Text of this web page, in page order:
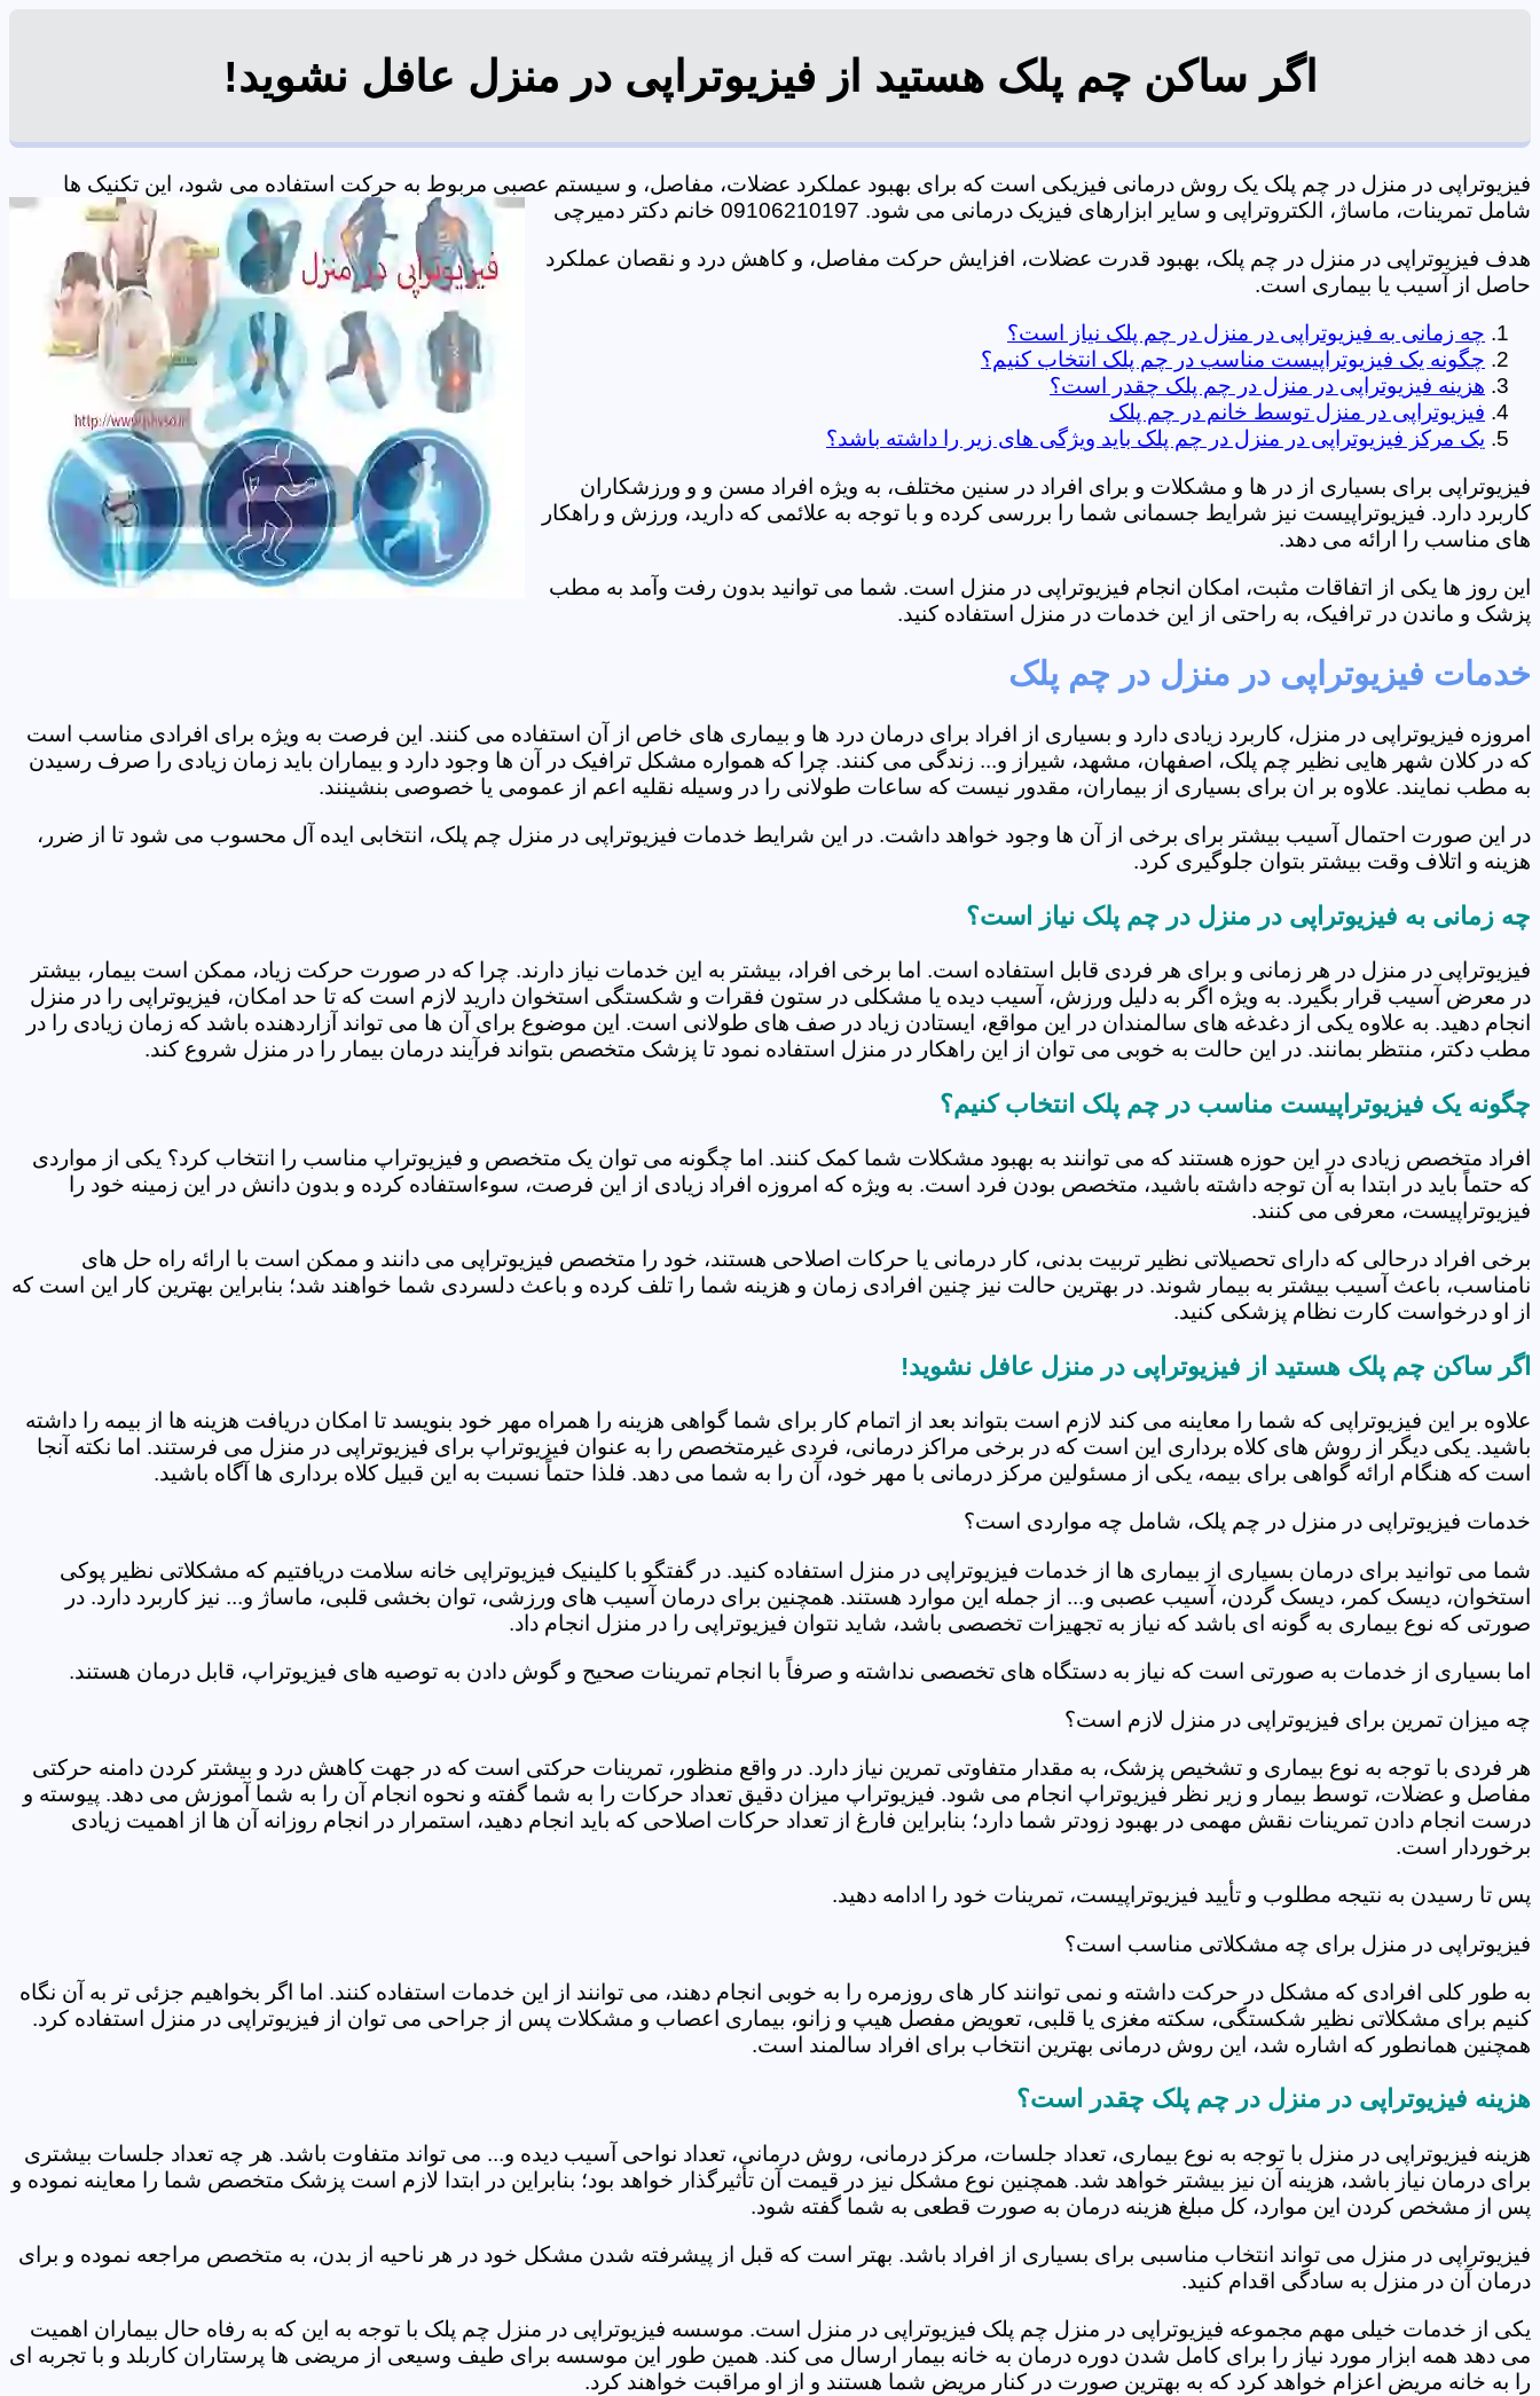
اگر ساکن چم پلک هستید از فیزیوتراپی در منزل عافل نشوید!
فیزیوتراپی در منزل در چم پلک یک روش درمانی فیزیکی است که برای بهبود عملکرد عضلات، مفاصل، و سیستم عصبی مربوط به حرکت استفاده می شود، این تکنیک ها
شامل تمرینات، ماساژ، الکتروتراپی و سایر ابزارهای فیزیک درمانی می شود. 09106210197 خانم دکتر دمیرچی
هدف فیزیوتراپی در منزل در چم پلک، بهبود قدرت عضلات، افزایش حرکت مفاصل، و کاهش درد و نقصان عملکرد
حاصل از آسیب یا بیماری است.
چه زمانی به فیزیوتراپی در منزل در چم پلک نیاز است؟
چگونه یک فیزیوتراپیست مناسب در چم پلک انتخاب کنیم؟
هزینه فیزیوتراپی در منزل در چم پلک چقدر است؟
فیزیوتراپی در منزل توسط خانم در چم پلک
یک مرکز فیزیوتراپی در منزل در چم پلک باید ویژگی های زیر را داشته باشد؟
فیزیوتراپی برای بسیاری از در ها و مشکلات و برای افراد در سنین مختلف، به ویژه افراد مسن و و ورزشکاران
کاربرد دارد. فیزیوتراپیست نیز شرایط جسمانی شما را بررسی کرده و با توجه به علائمی که دارید، ورزش و راهکار
های مناسب را ارائه می دهد.
این روز ها یکی از اتفاقات مثبت، امکان انجام فیزیوتراپی در منزل است. شما می توانید بدون رفت وآمد به مطب
پزشک و ماندن در ترافیک، به راحتی از این خدمات در منزل استفاده کنید.
خدمات فیزیوتراپی در منزل در چم پلک
امروزه فیزیوتراپی در منزل، کاربرد زیادی دارد و بسیاری از افراد برای درمان درد ها و بیماری های خاص از آن استفاده می کنند. این فرصت به ویژه برای افرادی مناسب است
که در کلان شهر هایی نظیر چم پلک، اصفهان، مشهد، شیراز و... زندگی می کنند. چرا که همواره مشکل ترافیک در آن ها وجود دارد و بیماران باید زمان زیادی را صرف رسیدن
به مطب نمایند. علاوه بر ان برای بسیاری از بیماران، مقدور نیست که ساعات طولانی را در وسیله نقلیه اعم از عمومی یا خصوصی بنشینند.
در این صورت احتمال آسیب بیشتر برای برخی از آن ها وجود خواهد داشت. در این شرایط خدمات فیزیوتراپی در منزل چم پلک، انتخابی ایده آل محسوب می شود تا از ضرر،
هزینه و اتلاف وقت بیشتر بتوان جلوگیری کرد.
چه زمانی به فیزیوتراپی در منزل در چم پلک نیاز است؟
فیزیوتراپی در منزل در هر زمانی و برای هر فردی قابل استفاده است. اما برخی افراد، بیشتر به این خدمات نیاز دارند. چرا که در صورت حرکت زیاد، ممکن است بیمار، بیشتر
در معرض آسیب قرار بگیرد. به ویژه اگر به دلیل ورزش، آسیب دیده یا مشکلی در ستون فقرات و شکستگی استخوان دارید لازم است که تا حد امکان، فیزیوتراپی را در منزل
انجام دهید. به علاوه یکی از دغدغه های سالمندان در این مواقع، ایستادن زیاد در صف های طولانی است. این موضوع برای آن ها می تواند آزاردهنده باشد که زمان زیادی را در
مطب دکتر، منتظر بمانند. در این حالت به خوبی می توان از این راهکار در منزل استفاده نمود تا پزشک متخصص بتواند فرآیند درمان بیمار را در منزل شروع کند.
چگونه یک فیزیوتراپیست مناسب در چم پلک انتخاب کنیم؟
افراد متخصص زیادی در این حوزه هستند که می توانند به بهبود مشکلات شما کمک کنند. اما چگونه می توان یک متخصص و فیزیوتراپ مناسب را انتخاب کرد؟ یکی از مواردی
که حتماً باید در ابتدا به آن توجه داشته باشید، متخصص بودن فرد است. به ویژه که امروزه افراد زیادی از این فرصت، سوءاستفاده کرده و بدون دانش در این زمینه خود را
فیزیوتراپیست، معرفی می کنند.
برخی افراد درحالی که دارای تحصیلاتی نظیر تربیت بدنی، کار درمانی یا حرکات اصلاحی هستند، خود را متخصص فیزیوتراپی می دانند و ممکن است با ارائه راه حل های
نامناسب، باعث آسیب بیشتر به بیمار شوند. در بهترین حالت نیز چنین افرادی زمان و هزینه شما را تلف کرده و باعث دلسردی شما خواهند شد؛ بنابراین بهترین کار این است که
از او درخواست کارت نظام پزشکی کنید.
اگر ساکن چم پلک هستید از فیزیوتراپی در منزل عافل نشوید!
علاوه بر این فیزیوتراپی که شما را معاینه می کند لازم است بتواند بعد از اتمام کار برای شما گواهی هزینه را همراه مهر خود بنویسد تا امکان دریافت هزینه ها از بیمه را داشته
باشید. یکی دیگر از روش های کلاه برداری این است که در برخی مراکز درمانی، فردی غیرمتخصص را به عنوان فیزیوتراپ برای فیزیوتراپی در منزل می فرستند. اما نکته آنجا
است که هنگام ارائه گواهی برای بیمه، یکی از مسئولین مرکز درمانی با مهر خود، آن را به شما می دهد. فلذا حتماً نسبت به این قبیل کلاه برداری ها آگاه باشید.
خدمات فیزیوتراپی در منزل در چم پلک، شامل چه مواردی است؟
شما می توانید برای درمان بسیاری از بیماری ها از خدمات فیزیوتراپی در منزل استفاده کنید. در گفتگو با کلینیک فیزیوتراپی خانه سلامت دریافتیم که مشکلاتی نظیر پوکی
استخوان، دیسک کمر، دیسک گردن، آسیب عصبی و... از جمله این موارد هستند. همچنین برای درمان آسیب های ورزشی، توان بخشی قلبی، ماساژ و... نیز کاربرد دارد. در
صورتی که نوع بیماری به گونه ای باشد که نیاز به تجهیزات تخصصی باشد، شاید نتوان فیزیوتراپی را در منزل انجام داد.
اما بسیاری از خدمات به صورتی است که نیاز به دستگاه های تخصصی نداشته و صرفاً با انجام تمرینات صحیح و گوش دادن به توصیه های فیزیوتراپ، قابل درمان هستند.
چه میزان تمرین برای فیزیوتراپی در منزل لازم است؟
هر فردی با توجه به نوع بیماری و تشخیص پزشک، به مقدار متفاوتی تمرین نیاز دارد. در واقع منظور، تمرینات حرکتی است که در جهت کاهش درد و بیشتر کردن دامنه حرکتی
مفاصل و عضلات، توسط بیمار و زیر نظر فیزیوتراپ انجام می شود. فیزیوتراپ میزان دقیق تعداد حرکات را به شما گفته و نحوه انجام آن را به شما آموزش می دهد. پیوسته و
درست انجام دادن تمرینات نقش مهمی در بهبود زودتر شما دارد؛ بنابراین فارغ از تعداد حرکات اصلاحی که باید انجام دهید، استمرار در انجام روزانه آن ها از اهمیت زیادی
برخوردار است.
پس تا رسیدن به نتیجه مطلوب و تأیید فیزیوتراپیست، تمرینات خود را ادامه دهید.
فیزیوتراپی در منزل برای چه مشکلاتی مناسب است؟
به طور کلی افرادی که مشکل در حرکت داشته و نمی توانند کار های روزمره را به خوبی انجام دهند، می توانند از این خدمات استفاده کنند. اما اگر بخواهیم جزئی تر به آن نگاه
کنیم برای مشکلاتی نظیر شکستگی، سکته مغزی یا قلبی، تعویض مفصل هیپ و زانو، بیماری اعصاب و مشکلات پس از جراحی می توان از فیزیوتراپی در منزل استفاده کرد.
همچنین همانطور که اشاره شد، این روش درمانی بهترین انتخاب برای افراد سالمند است.
هزینه فیزیوتراپی در منزل در چم پلک چقدر است؟
هزینه فیزیوتراپی در منزل با توجه به نوع بیماری، تعداد جلسات، مرکز درمانی، روش درمانی، تعداد نواحی آسیب دیده و... می تواند متفاوت باشد. هر چه تعداد جلسات بیشتری
برای درمان نیاز باشد، هزینه آن نیز بیشتر خواهد شد. همچنین نوع مشکل نیز در قیمت آن تأثیرگذار خواهد بود؛ بنابراین در ابتدا لازم است پزشک متخصص شما را معاینه نموده و
پس از مشخص کردن این موارد، کل مبلغ هزینه درمان به صورت قطعی به شما گفته شود.
فیزیوتراپی در منزل می تواند انتخاب مناسبی برای بسیاری از افراد باشد. بهتر است که قبل از پیشرفته شدن مشکل خود در هر ناحیه از بدن، به متخصص مراجعه نموده و برای
درمان آن در منزل به سادگی اقدام کنید.
یکی از خدمات خیلی مهم مجموعه فیزیوتراپی در منزل چم پلک فیزیوتراپی در منزل است. موسسه فیزیوتراپی در منزل چم پلک با توجه به این که به رفاه حال بیماران اهمیت
می دهد همه ابزار مورد نیاز را برای کامل شدن دوره درمان به خانه بیمار ارسال می کند. همین طور این موسسه برای طیف وسیعی از مریضی ها پرستاران کاربلد و با تجربه ای
را به خانه مریض اعزام خواهد کرد که به بهترین صورت در کنار مریض شما هستند و از او مراقبت خواهند کرد.